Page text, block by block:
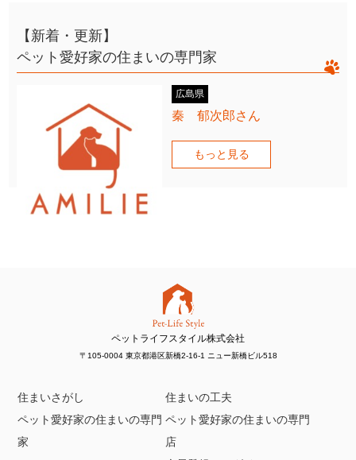
【新着・更新】
ペット愛好家の住まいの専門家
広島県
秦 郁次郎さん
もっと見る
ペットライフスタイル株式会社
〒105-0004 東京都港区新橋2-16-1 ニュー新橋ビル518
住まいさがし
住まいの工夫
ペット愛好家の住まいの専門
家
ペット愛好家の住まいの専門
店